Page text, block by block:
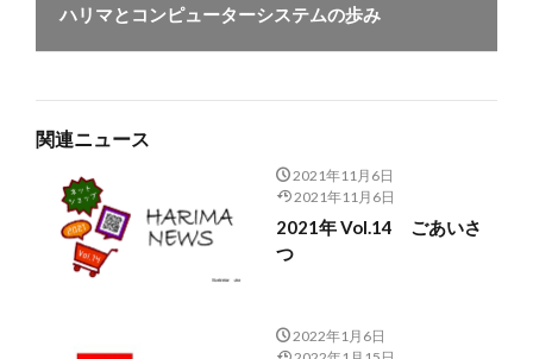
ハリマとコンピューターシステムの歩み
関連ニュース
2021年11月6日
2021年11月6日
2021年 Vol.14 ごあいさ
つ
2022年1月6日